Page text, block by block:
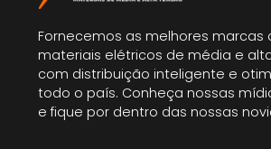
Fornecemos as melhores marcas
materiais elétricos de média e
com distribuição inteligente e
todo o país. Conheça nossas
e fique por dentro das nossas